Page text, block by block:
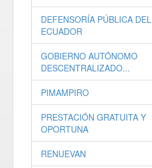
DEFENSORÍA PÚBLICA DEL
ECUADOR
GOBIERNO AUTÓNOMO
DESCENTRALIZADO...
PIMAMPIRO
PRESTACIÓN GRATUITA Y
OPORTUNA
RENUEVAN